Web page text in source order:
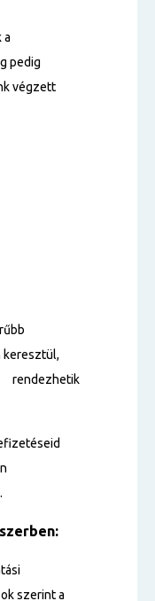
a
pedig
végzett
keresztül,
rendezhetik
szerint a